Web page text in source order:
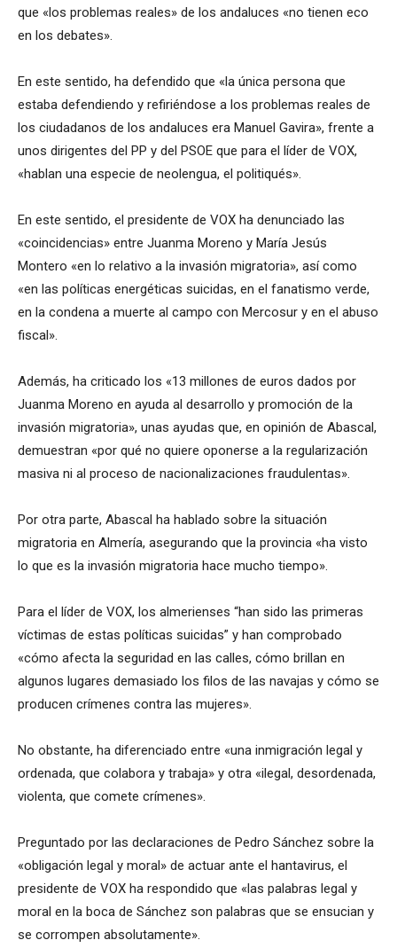
que «los problemas reales» de los andaluces «no tienen eco
en los debates».
En este sentido, ha defendido que «la única persona que
estaba defendiendo y refiriéndose a los problemas reales de
los ciudadanos de los andaluces era Manuel Gavira», frente a
unos dirigentes del PP y del PSOE que para el líder de VOX,
«hablan una especie de neolengua, el politiqués».
En este sentido, el presidente de VOX ha denunciado las
«coincidencias» entre Juanma Moreno y María Jesús
Montero «en lo relativo a la invasión migratoria», así como
«en las políticas energéticas suicidas, en el fanatismo verde,
en la condena a muerte al campo con Mercosur y en el abuso
fiscal».
Además, ha criticado los «13 millones de euros dados por
Juanma Moreno en ayuda al desarrollo y promoción de la
invasión migratoria», unas ayudas que, en opinión de Abascal,
demuestran «por qué no quiere oponerse a la regularización
masiva ni al proceso de nacionalizaciones fraudulentas».
Por otra parte, Abascal ha hablado sobre la situación
migratoria en Almería, asegurando que la provincia «ha visto
lo que es la invasión migratoria hace mucho tiempo».
Para el líder de VOX, los almerienses “han sido las primeras
víctimas de estas políticas suicidas” y han comprobado
«cómo afecta la seguridad en las calles, cómo brillan en
algunos lugares demasiado los filos de las navajas y cómo se
producen crímenes contra las mujeres».
No obstante, ha diferenciado entre «una inmigración legal y
ordenada, que colabora y trabaja» y otra «ilegal, desordenada,
violenta, que comete crímenes».
Preguntado por las declaraciones de Pedro Sánchez sobre la
«obligación legal y moral» de actuar ante el hantavirus, el
presidente de VOX ha respondido que «las palabras legal y
moral en la boca de Sánchez son palabras que se ensucian y
se corrompen absolutamente».